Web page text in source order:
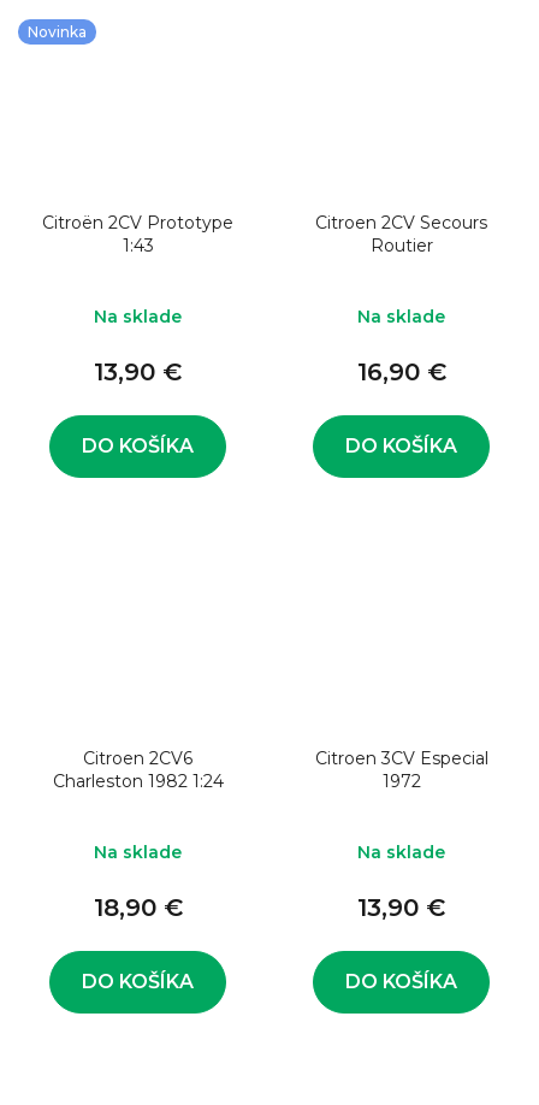
Novinka
Citroën 2CV Prototype
1:43
Na sklade
13,90 €
DO KOŠÍKA
Citroen 2CV Secours
Routier
Na sklade
16,90 €
DO KOŠÍKA
Citroen 2CV6
Charleston 1982 1:24
Na sklade
18,90 €
DO KOŠÍKA
Citroen 3CV Especial
1972
Na sklade
13,90 €
DO KOŠÍKA